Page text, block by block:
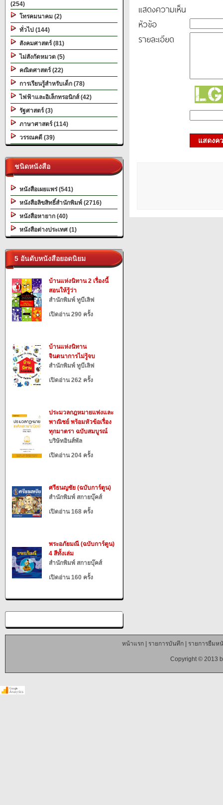
(254)
โทรคมนาคม (2)
ทั่วไป (144)
สังคมศาสตร์ (81)
ไม่สังกัดหมวด (5)
คณิตศาสตร์ (22)
การเรียนรู้สำหรับเด็ก (78)
ไฟฟ้าและอิเล็กทรอนิกส์ (42)
รัฐศาสตร์ (3)
ภาษาศาสตร์ (114)
วรรณคดี (39)
ชนิดหนังสือ
หนังสือเผยแพร่ (541)
หนังสือลิขสิทธิ์สำนักพิมพ์ (2716)
หนังสือหายาก (40)
หนังสือต่างประเทศ (1)
5 อันดับหนังสือยอดนิยม
บ้านแห่งนิทาน 2 เรื่องนี้
สอนให้รู้ว่า
สำนักพิมพ์ ทูบีเลิฟ
เปิดอ่าน 290 ครั้ง
บ้านแห่งนิทาน
จินตนาการไม่รู้จบ
สำนักพิมพ์ ทูบีเลิฟ
เปิดอ่าน 262 ครั้ง
ประมวลกฎหมายแพ่งและ
พาณิชย์ พร้อมหัวข้อเรื่อง
ทุกมาตรา ฉบับสมบูรณ์
บริษัทอินส์พัล
เปิดอ่าน 204 ครั้ง
ศรีธนญชัย (ฉบับการ์ตูน)
สำนักพิมพ์ สกายบุ๊คส์
เปิดอ่าน 168 ครั้ง
พระอภัยมณี (ฉบับการ์ตูน)
4 สีทั้งเล่ม
สำนักพิมพ์ สกายบุ๊คส์
เปิดอ่าน 160 ครั้ง
แสดงความเห็น
หัวข้อ
รายละเอียด
แสดงค
หน้าแรก| รายการบันทึก| รายการยืมห
Copyright © 2013